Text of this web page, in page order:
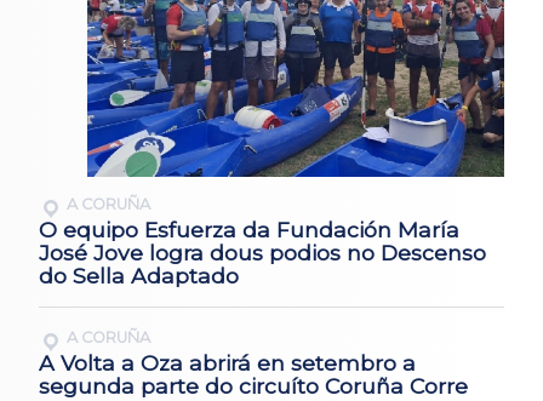
A CORUÑA
O equipo Esfuerza da Fundación María
José Jove logra dous podios no Descenso
do Sella Adaptado
A CORUÑA
A Volta a Oza abrirá en setembro a
segunda parte do circuíto Coruña Corre